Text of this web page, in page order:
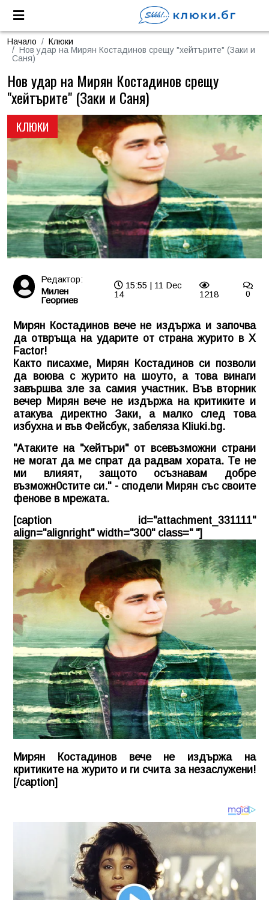
Начало
Клюки
Нов удар на Мирян Костадинов срещу "хейтърите" (Заки и
Саня)
КЛЮКИ
Нов удар на Мирян Костадинов срещу
"хейтърите" (Заки и Саня)
Редактор:
Милен
Георгиев
15:55 | 11 Dec
14
1218 0
Мирян Костадинов вече не издържа и започва
да отвръща на ударите от страна журито в X
Factor!
Както писахме, Мирян Костадинов си позволи
да воюва с журито на шоуто, а това винаги
завършва зле за самия участник. Във вторник
вечер Мирян вече не издържа на критиките и
атакува директно Заки, а малко след това
избухна и във Фейсбук, забеляза Kliuki.bg.
"Атаките на "хейтъри" от всевъзможни страни
не могат да ме спрат да радвам хората. Те не
ми влияят, защото осъзнавам добре
възможн0стите си." - сподели Мирян със своите
фенове в мрежата.
[caption id="attachment_331111"
align="alignright" width="300" class=" "]
Мирян Костадинов вече не издържа на
критиките на журито и ги счита за незаслужени!
[/caption]